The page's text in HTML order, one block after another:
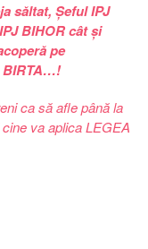
săltat, Șeful IPJ
BIHOR cât și
pe
BIRTA…!
ca să afle până la
va aplica LEGEA